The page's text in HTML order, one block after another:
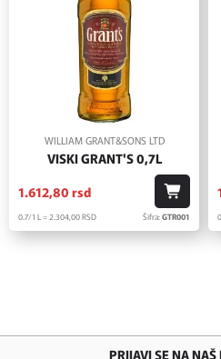
WILLIAM GRANT&SONS LTD
VISKI GRANT'S 0,7L
1.612,80 rsd
0.7/1 L = 2.304,00RSD Šifra:GTR001
PRIJAVI SE NA